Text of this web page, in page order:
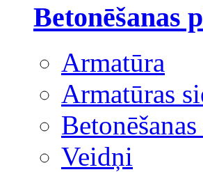
Betonēšanas
Armatūra
Armatūras
Veidņi